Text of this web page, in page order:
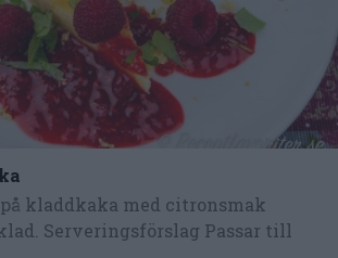
kladdkaka med citronsmak
Serveringsförslag Passar till